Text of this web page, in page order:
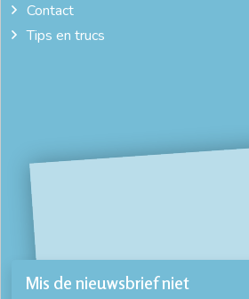
Contact
Tips en trucs
Mis de nieuwsbrief niet